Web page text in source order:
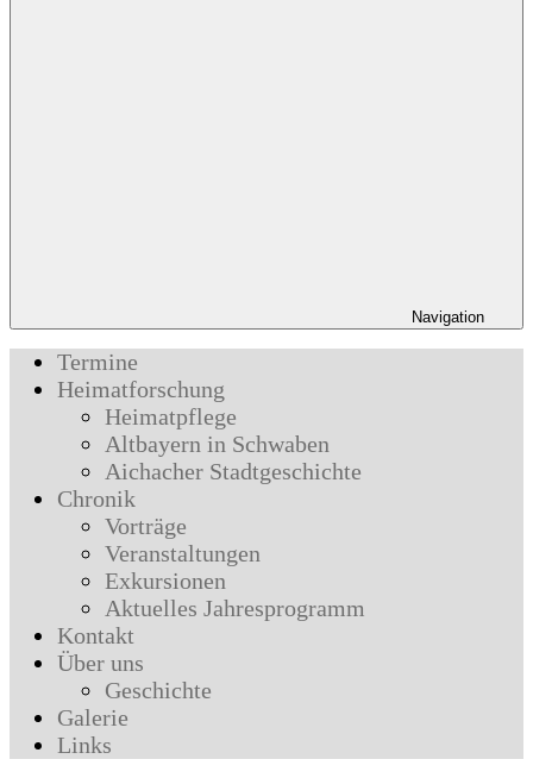
Navigation
Termine
Heimatforschung
Heimatpflege
Altbayern in Schwaben
Aichacher Stadtgeschichte
Chronik
Vorträge
Veranstaltungen
Exkursionen
Aktuelles Jahresprogramm
Kontakt
Über uns
Geschichte
Galerie
Links